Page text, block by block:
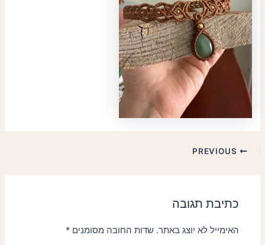
כתיבת תגובה
האימייל לא יוצג באתר. שדות החובה מסומנים*